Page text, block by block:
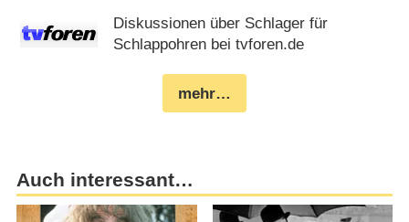
Diskussionen über Schlager für
Schlappohren bei tvforen.de
mehr…
Auch interessant…